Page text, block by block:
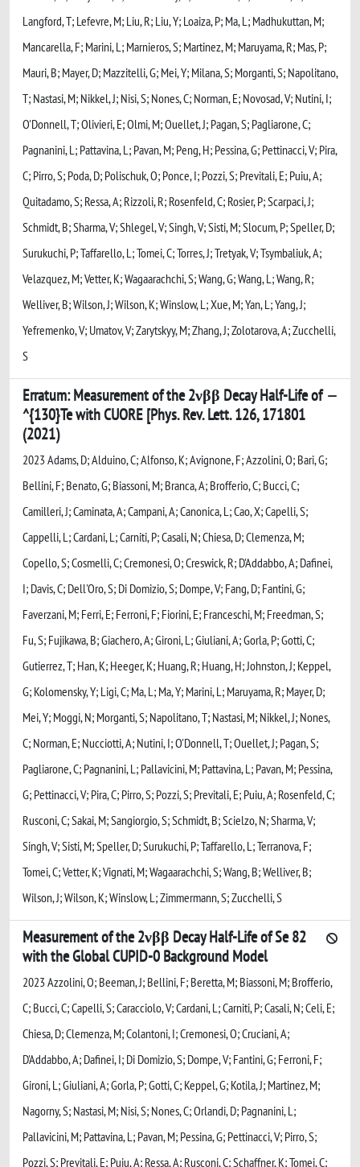
Langford, T; Lefevre, M; Liu, R; Liu, Y; Loaiza, P; Ma, L; Madhukuttan, M;
Mancarella, F; Marini, L; Marnieros, S; Martinez, M; Maruyama, R; Mas, P;
Mauri, B; Mayer, D; Mazzitelli, G; Mei, Y; Milana, S; Morganti, S; Napolitano,
T; Nastasi, M; Nikkel, J; Nisi, S; Nones, C; Norman, E; Novosad, V; Nutini, I;
O'Donnell, T; Olivieri, E; Olmi, M; Ouellet, J; Pagan, S; Pagliarone, C;
Pagnanini, L; Pattavina, L; Pavan, M; Peng, H; Pessina, G; Pettinacci, V; Pira,
C; Pirro, S; Poda, D; Polischuk, O; Ponce, I; Pozzi, S; Previtali, E; Puiu, A;
Quitadamo, S; Ressa, A; Rizzoli, R; Rosenfeld, C; Rosier, P; Scarpaci, J;
Schmidt, B; Sharma, V; Shlegel, V; Singh, V; Sisti, M; Slocum, P; Speller, D;
Surukuchi, P; Taffarello, L; Tomei, C; Torres, J; Tretyak, V; Tsymbaliuk, A;
Velazquez, M; Vetter, K; Wagaarachchi, S; Wang, G; Wang, L; Wang, R;
Welliver, B; Wilson, J; Wilson, K; Winslow, L; Xue, M; Yan, L; Yang, J;
Yefremenko, V; Umatov, V; Zarytskyy, M; Zhang, J; Zolotarova, A; Zucchelli,
S
Erratum: Measurement of the 2νββ Decay Half-Life of
^{130}Te with CUORE [Phys. Rev. Lett. 126, 171801
(2021)
2023 Adams, D; Alduino, C; Alfonso, K; Avignone, F; Azzolini, O; Bari, G;
Bellini, F; Benato, G; Biassoni, M; Branca, A; Brofferio, C; Bucci, C;
Camilleri, J; Caminata, A; Campani, A; Canonica, L; Cao, X; Capelli, S;
Cappelli, L; Cardani, L; Carniti, P; Casali, N; Chiesa, D; Clemenza, M;
Copello, S; Cosmelli, C; Cremonesi, O; Creswick, R; D'Addabbo, A; Dafinei,
I; Davis, C; Dell'Oro, S; Di Domizio, S; Dompe, V; Fang, D; Fantini, G;
Faverzani, M; Ferri, E; Ferroni, F; Fiorini, E; Franceschi, M; Freedman, S;
Fu, S; Fujikawa, B; Giachero, A; Gironi, L; Giuliani, A; Gorla, P; Gotti, C;
Gutierrez, T; Han, K; Heeger, K; Huang, R; Huang, H; Johnston, J; Keppel,
G; Kolomensky, Y; Ligi, C; Ma, L; Ma, Y; Marini, L; Maruyama, R; Mayer, D;
Mei, Y; Moggi, N; Morganti, S; Napolitano, T; Nastasi, M; Nikkel, J; Nones,
C; Norman, E; Nucciotti, A; Nutini, I; O'Donnell, T; Ouellet, J; Pagan, S;
Pagliarone, C; Pagnanini, L; Pallavicini, M; Pattavina, L; Pavan, M; Pessina,
G; Pettinacci, V; Pira, C; Pirro, S; Pozzi, S; Previtali, E; Puiu, A; Rosenfeld, C;
Rusconi, C; Sakai, M; Sangiorgio, S; Schmidt, B; Scielzo, N; Sharma, V;
Singh, V; Sisti, M; Speller, D; Surukuchi, P; Taffarello, L; Terranova, F;
Tomei, C; Vetter, K; Vignati, M; Wagaarachchi, S; Wang, B; Welliver, B;
Wilson, J; Wilson, K; Winslow, L; Zimmermann, S; Zucchelli, S
Measurement of the 2νββ Decay Half-Life of Se 82
with the Global CUPID-0 Background Model
2023 Azzolini, O; Beeman, J; Bellini, F; Beretta, M; Biassoni, M; Brofferio,
C; Bucci, C; Capelli, S; Caracciolo, V; Cardani, L; Carniti, P; Casali, N; Celi, E;
Chiesa, D; Clemenza, M; Colantoni, I; Cremonesi, O; Cruciani, A;
D'Addabbo, A; Dafinei, I; Di Domizio, S; Dompe, V; Fantini, G; Ferroni, F;
Gironi, L; Giuliani, A; Gorla, P; Gotti, C; Keppel, G; Kotila, J; Martinez, M;
Nagorny, S; Nastasi, M; Nisi, S; Nones, C; Orlandi, D; Pagnanini, L;
Pallavicini, M; Pattavina, L; Pavan, M; Pessina, G; Pettinacci, V; Pirro, S;
Pozzi, S; Previtali, E; Puiu, A; Ressa, A; Rusconi, C; Schaffner, K; Tomei, C;